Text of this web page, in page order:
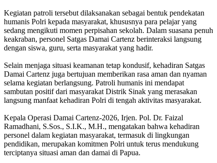
Kegiatan patroli tersebut dilaksanakan sebagai bentuk pendekatan
humanis Polri kepada masyarakat, khususnya para pelajar yang
sedang mengikuti momen perpisahan sekolah. Dalam suasana penuh
keakraban, personel Satgas Damai Cartenz berinteraksi langsung
dengan siswa, guru, serta masyarakat yang hadir.
Selain menjaga situasi keamanan tetap kondusif, kehadiran Satgas
Damai Cartenz juga bertujuan memberikan rasa aman dan nyaman
selama kegiatan berlangsung. Patroli humanis ini mendapat
sambutan positif dari masyarakat Distrik Sinak yang merasakan
langsung manfaat kehadiran Polri di tengah aktivitas masyarakat.
Kepala Operasi Damai Cartenz-2026, Irjen. Pol. Dr. Faizal
Ramadhani, S.Sos., S.I.K., M.H., mengatakan bahwa kehadiran
personel dalam kegiatan masyarakat, termasuk di lingkungan
pendidikan, merupakan komitmen Polri untuk terus mendukung
terciptanya situasi aman dan damai di Papua.